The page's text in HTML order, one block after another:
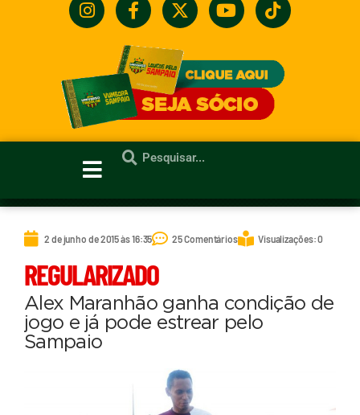
2 de junho de 2015 às 16:35 25 Comentários Visualizações: 0
REGULARIZADO
Alex Maranhão ganha condição de
jogo e já pode estrear pelo
Sampaio